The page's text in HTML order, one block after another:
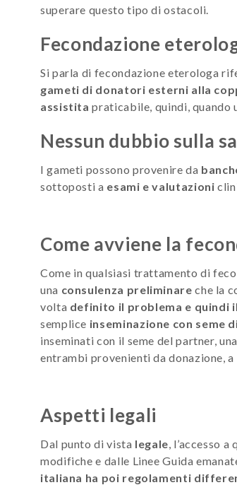
superare questo tipo di ostacoli.
Fecondazione
Si parla di fecondazione eterologa
gameti di donatori esterni alla
assistita praticabile, quindi, quando
Nessun dubbio sulla
I gameti possono provenire da
sottoposti a esami e valutazioni
Come avviene la
Come in qualsiasi trattamento di
una consulenza preliminare che la
volta definito il problema e quindi
semplice inseminazione con seme
inseminati con il seme del partner, una
entrambi provenienti da donazione, a
Aspetti legali
Dal punto di vista legale, l’accesso
modifiche e dalle Linee Guida
italiana ha poi regolamenti